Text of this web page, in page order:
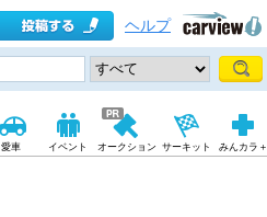
ヘルプ
愛車 イベント オークション サーキット みんカラ＋